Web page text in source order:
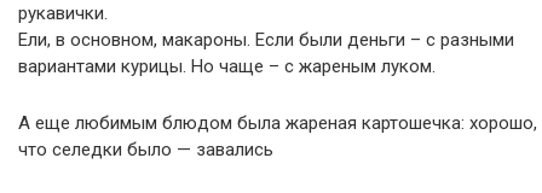
рукавички.
Ели, в основном, макароны. Если были деньги – с разными
вариантами курицы. Но чаще – с жареным луком.
А еще любимым блюдом была жареная картошечка: хорошо,
что селедки было — завались